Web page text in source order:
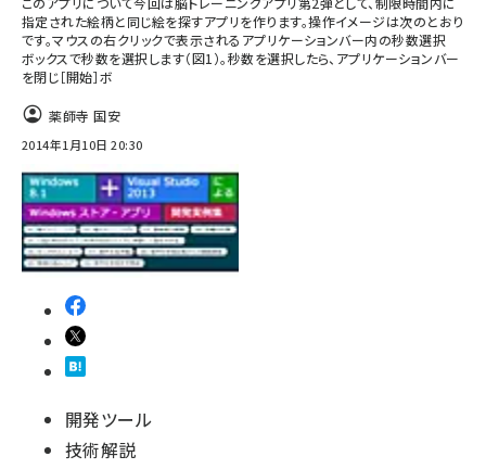
指定された絵柄と同じ絵を探すアプリを作ります。操作イメージは次のとおり
です。マウスの右クリックで表示されるアプリケーションバー内の秒数選択
ボックスで秒数を選択します（図1）。秒数を選択したら、アプリケーションバー
を閉じ［開始］ボ
薬師寺 国安
2014年1月10日 20:30
開発ツール
技術解説